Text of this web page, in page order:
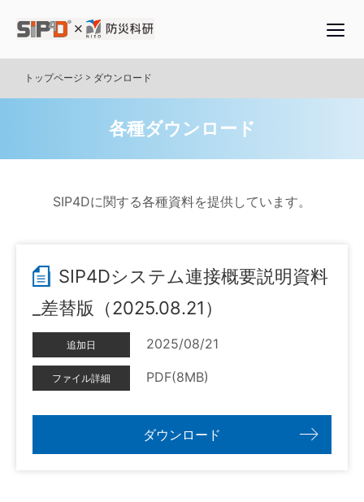
トップページ > ダウンロード
各種ダウンロード
SIP4Dに関する各種資料を提供しています。
SIP4Dシステム連接概要説明資料
_差替版（2025.08.21）
追加日 2025/08/21
ファイル詳細 PDF(8MB)
ダウンロード